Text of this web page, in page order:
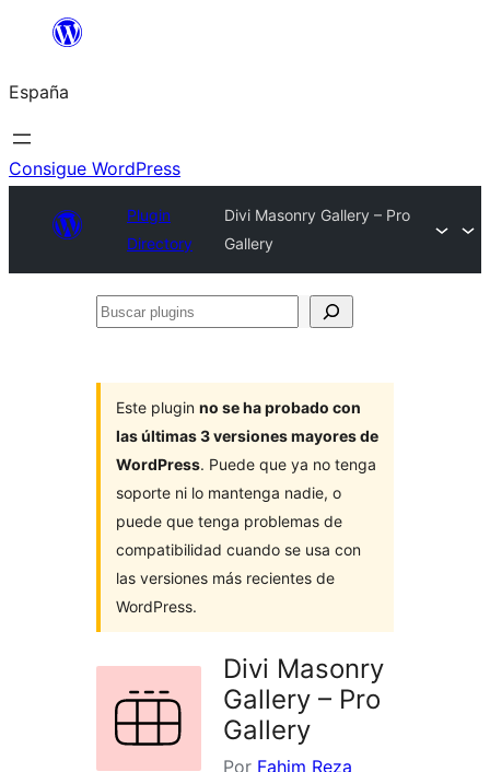
Saltar
contenido
España
Consigue WordPress
Plugin
Directory
Divi Masonry Gallery – Pro
Gallery
Buscar
Este plugin no se ha probado con
las últimas 3 versiones mayores de
WordPress. Puede que ya no tenga
soporte ni lo mantenga nadie, o
puede que tenga problemas de
compatibilidad cuando se usa con
las versiones más recientes de
WordPress.
Divi Masonry
Gallery – Pro
Gallery
Por Fahim Reza